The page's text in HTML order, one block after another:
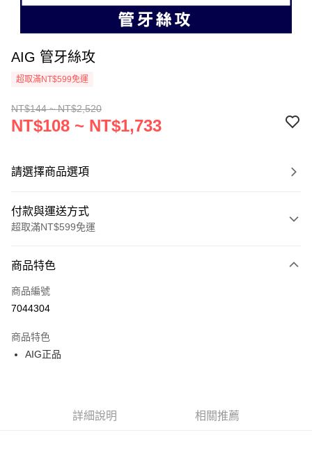
AIG 管牙絲攻
超取滿NT$599免運
NT$144 ~ NT$2,520
NT$108 ~ NT$1,733
請選擇商品選項
付款與運送方式
超取滿NT$599免運
信用卡一次付款
超商取貨付款
運送方式
商品特色
商品編號
7044304
商品特色
AIG正品
詳細說明 相關推薦